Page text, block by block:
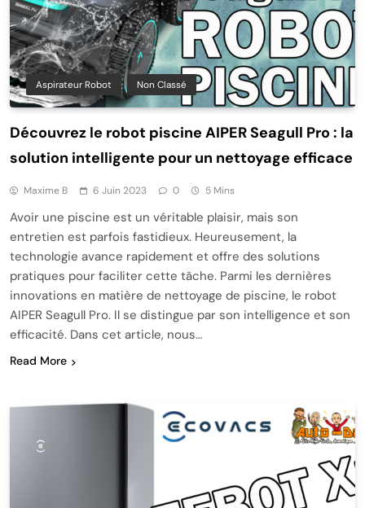
Aspirateur Robot Non Classé
Découvrez le robot piscine AIPER Seagull Pro : la
solution intelligente pour un nettoyage efficace
Maxime B 6 Juin 2023 0 5 Mins
Avoir une piscine est un véritable plaisir, mais son
entretien est parfois fastidieux. Heureusement, la
technologie avance rapidement et offre des solutions
pratiques pour faciliter cette tâche. Parmi les dernières
innovations en matière de nettoyage de piscine, le robot
AIPER Seagull Pro. Il se distingue par son intelligence et son
efficacité. Dans cet article, nous…
Read More